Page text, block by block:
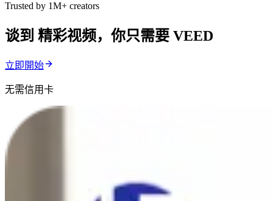
Trusted by 1M+ creators
谈到 精彩视频，你只需要 VEED
立即開始
无需信用卡